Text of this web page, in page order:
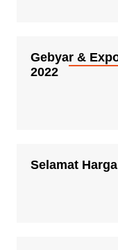
Gebyar &
2022
Selamat